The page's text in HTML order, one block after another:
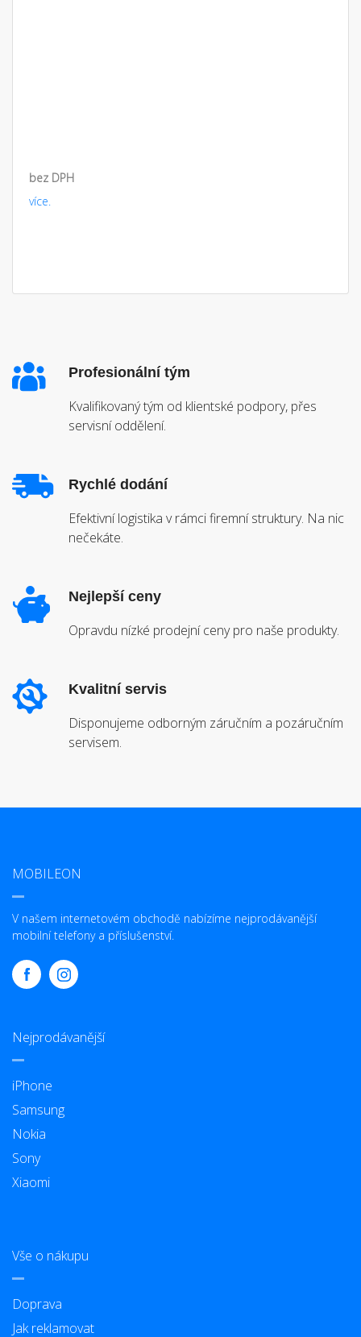
bez DPH
více.
Profesionální tým
Kvalifikovaný tým od klientské podpory, přes
servisní oddělení.
Rychlé dodání
Efektivní logistika v rámci firemní struktury. Na nic
nečekáte.
Nejlepší ceny
Opravdu nízké prodejní ceny pro naše produkty.
Kvalitní servis
Disponujeme odborným záručním a pozáručním
servisem.
MOBILEON
V našem internetovém obchodě nabízíme nejprodávanější
mobilní telefony a příslušenství.
Nejprodávanější
iPhone
Samsung
Nokia
Sony
Xiaomi
Vše o nákupu
Doprava
Jak reklamovat